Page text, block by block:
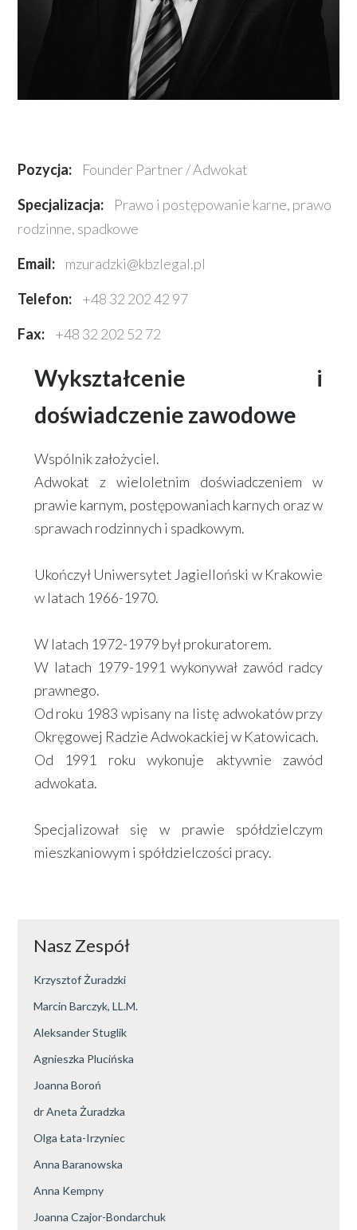
Pozycja:
Founder Partner / Adwokat
Specjalizacja:
Prawo i postępowanie karne, prawo
rodzinne, spadkowe
Email:
mzuradzki@kbzlegal.pl
Telefon:
+48 32 202 42 97
Fax:
+48 32 202 52 72
Wykształcenie i
doświadczenie zawodowe
Wspólnik założyciel.
Adwokat z wieloletnim doświadczeniem w
prawie karnym, postępowaniach karnych oraz w
sprawach rodzinnych i spadkowym.
Ukończył Uniwersytet Jagielloński w Krakowie
w latach 1966-1970.
W latach 1972-1979 był prokuratorem.
W latach 1979-1991 wykonywał zawód radcy
prawnego.
Od roku 1983 wpisany na listę adwokatów przy
Okręgowej Radzie Adwokackiej w Katowicach.
Od 1991 roku wykonuje aktywnie zawód
adwokata.
Specjalizował się w prawie spółdzielczym
mieszkaniowym i spółdzielczości pracy.
Nasz Zespół
Krzysztof Żuradzki
Marcin Barczyk, LL.M.
Aleksander Stuglik
Agnieszka Plucińska
Joanna Boroń
dr Aneta Żuradzka
Olga Łata-Irzyniec
Anna Baranowska
Anna Kempny
Joanna Czajor-Bondarchuk